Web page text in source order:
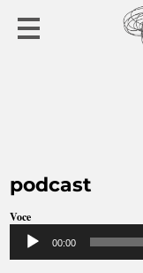
podcast
Voce
Audio
Player
00:00